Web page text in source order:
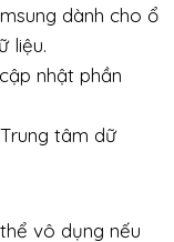
dành cho ổ
liệu.
nhật phần
tâm dữ
vô dụng nếu